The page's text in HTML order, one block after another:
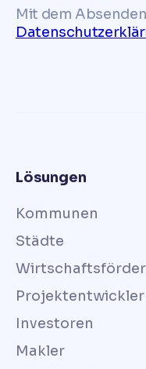
Mit dem
Lösungen
Kommunen
Städte
Investoren
Makler